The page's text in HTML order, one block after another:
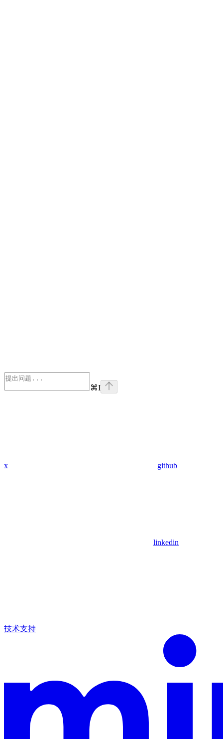
⌘I
x github
linkedin
技术支持